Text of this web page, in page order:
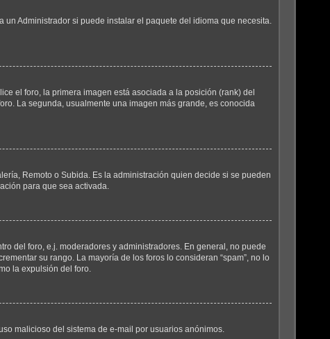
Administrador si puede instalar el paquete del idioma que necesita.
el foro, la primera imagen está asociada a la posición (rank) del
La segunda, usualmente una imagen más grande, es conocida
Remoto o Subida. Es la administración quien decide si se pueden
para que sea activada.
del foro, e.j. moderadores y administradores. En general, no puede
su rango. La mayoría de los foros lo consideran “spam”, no lo
la expulsión del foro.
malicioso del sistema de e-mail por usuarios anónimos.